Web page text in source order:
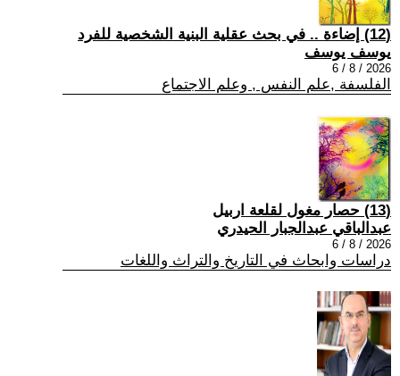
(12) إضاءة .. في بحث عقلية البنية الشخصية للفرد
يوسف يوسف
2026 / 8 / 6
الفلسفة ,علم النفس , وعلم الاجتماع
(13) حصار مغول لقلعة اربيل
عبدالباقي عبدالجبار الحيدري
2026 / 8 / 6
دراسات وابحاث في التاريخ والتراث واللغات